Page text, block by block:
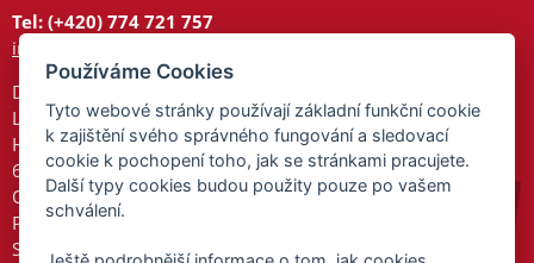
Tel: (+420) 774 721 757
info@tajnedarky.cz
Dárkové centrum
Legionářů 2
Hodonín
695 01
Otevřeno:
Po-Pá 9-17
So 9-11:30
Používáme Cookies
Tyto webové stránky používají základní funkční cookie
k zajištění svého správného fungování a sledovací
cookie k pochopení toho, jak se stránkami pracujete.
Další typy cookies budou použity pouze po vašem
schválení.